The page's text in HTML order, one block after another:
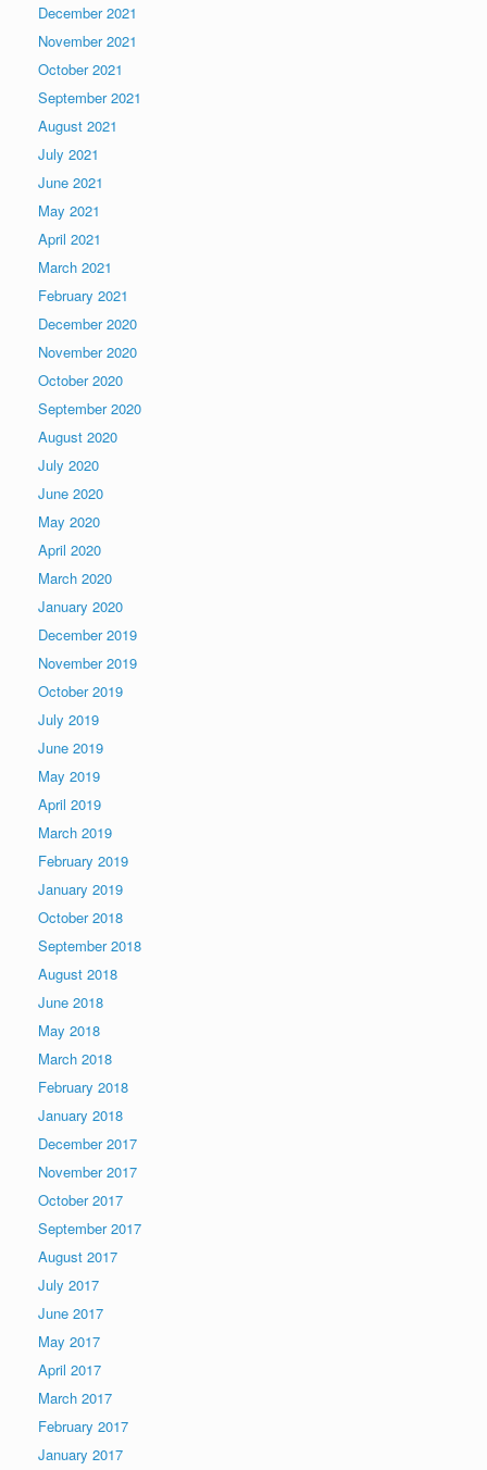
December 2021
November 2021
October 2021
September 2021
August 2021
July 2021
June 2021
May 2021
April 2021
March 2021
February 2021
December 2020
November 2020
October 2020
September 2020
August 2020
July 2020
June 2020
May 2020
April 2020
March 2020
January 2020
December 2019
November 2019
October 2019
July 2019
June 2019
May 2019
April 2019
March 2019
February 2019
January 2019
October 2018
September 2018
August 2018
June 2018
May 2018
March 2018
February 2018
January 2018
December 2017
November 2017
October 2017
September 2017
August 2017
July 2017
June 2017
May 2017
April 2017
March 2017
February 2017
January 2017